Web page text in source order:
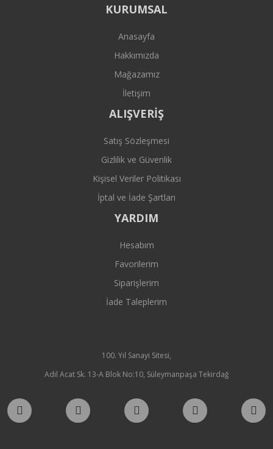
KURUMSAL
Anasayfa
Hakkımızda
Mağazamız
İletişim
ALIŞVERİŞ
Satış Sözleşmesi
Gizlilik ve Güvenlik
Kişisel Veriler Politikası
İptal ve İade Şartları
YARDIM
Hesabım
Favorilerim
Siparişlerim
İade Taleplerim
100. Yıl Sanayi Sitesi,
Adil Acat Sk. 13-A Blok No:10, Süleymanpaşa Tekirdağ